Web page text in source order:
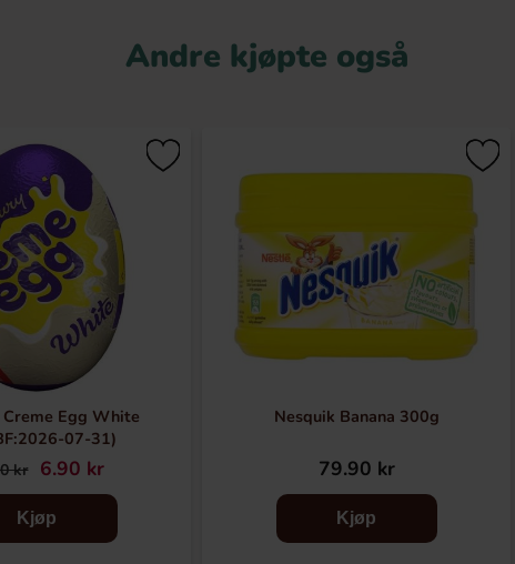
Andre kjøpte også
Egg White
07-31)
kr 6.90 kr
Kjøp
Nesquik Banana 300g
79.90 kr
Kjøp